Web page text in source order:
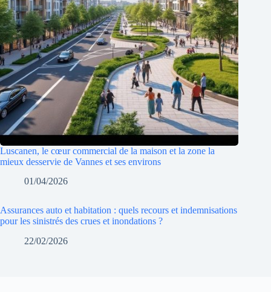
Luscanen, le cœur commercial de la maison et la zone la
mieux desservie de Vannes et ses environs
01/04/2026
Assurances auto et habitation : quels recours et indemnisations
pour les sinistrés des crues et inondations ?
22/02/2026